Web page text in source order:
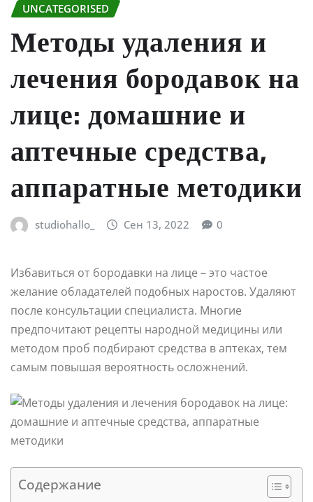
UNCATEGORISED
Методы удаления и
лечения бородавок на
лице: домашние и
аптечные средства,
аппаратные методики
studiohallo_ Сен 13, 2022 0
Избавиться от бородавки на лице – это частое
желание обладателей подобных наростов. Удаляют
после консультации специалиста. Многие
предпочитают рецепты народной медицины или
методом проб подбирают средства в аптеках, тем
самым повышая вероятность осложнений.
Содержание